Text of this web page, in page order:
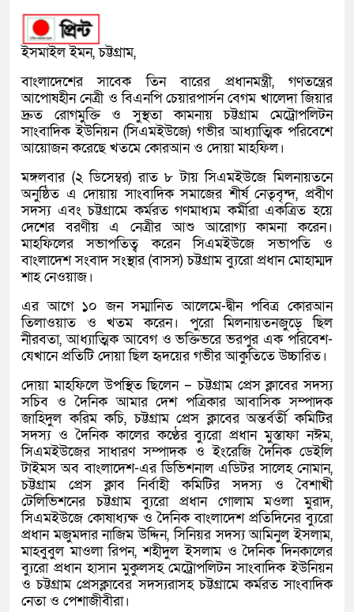
ইসমাইল ইমন, চট্টগ্রাম,
বাংলাদেশের সাবেক তিন বারের প্রধানমন্ত্রী, গণতন্ত্রের
আপোষহীন নেত্রী ও বিএনপি চেয়ারপার্সন বেগম খালেদা জিয়ার
দ্রুত রোগমুক্তি ও সুস্থতা কামনায় চট্টগ্রাম মেট্রোপলিটন
সাংবাদিক ইউনিয়ন (সিএমইউজে) গভীর আধ্যাত্মিক পরিবেশে
আয়োজন করেছে খতমে কোরআন ও দোয়া মাহফিল।
মঙ্গলবার (২ ডিসেম্বর) রাত ৮ টায় সিএমইউজে মিলনায়তনে
অনুষ্ঠিত এ দোয়ায় সাংবাদিক সমাজের শীর্ষ নেতৃবৃন্দ, প্রবীণ
সদস্য এবং চট্টগ্রামে কর্মরত গণমাধ্যম কর্মীরা একত্রিত হয়ে
দেশের বরণীয় এ নেত্রীর আশু আরোগ্য কামনা করেন।
মাহফিলের সভাপতিত্ব করেন সিএমইউজে সভাপতি ও
বাংলাদেশ সংবাদ সংস্থার (বাসস) চট্টগ্রাম ব্যুরো প্রধান মোহাম্মদ
শাহ নেওয়াজ।
এর আগে ১০ জন সম্মানিত আলেমে-দ্বীন পবিত্র কোরআন
তিলাওয়াত ও খতম করেন। পুরো মিলনায়তনজুড়ে ছিল
নীরবতা, আধ্যাত্মিক আবেগ ও ভক্তিভরে ভরপুর এক পরিবেশ-
যেখানে প্রতিটি দোয়া ছিল হৃদয়ের গভীর আকুতিতে উচ্চারিত।
দোয়া মাহফিলে উপস্থিত ছিলেন – চট্টগ্রাম প্রেস ক্লাবের সদস্য
সচিব ও দৈনিক আমার দেশ পত্রিকার আবাসিক সম্পাদক
জাহিদুল করিম কচি, চট্টগ্রাম প্রেস ক্লাবের অন্তর্বর্তী কমিটির
সদস্য ও দৈনিক কালের কণ্ঠের ব্যুরো প্রধান মুস্তাফা নঈম,
সিএমইউজের সাধারণ সম্পাদক ও ইংরেজি দৈনিক ডেইলি
টাইমস অব বাংলাদেশ-এর ডিভিশনাল এডিটর সালেহ নোমান,
চট্টগ্রাম প্রেস ক্লাব নির্বাহী কমিটির সদস্য ও বৈশাখী
টেলিভিশনের চট্টগ্রাম ব্যুরো প্রধান গোলাম মওলা মুরাদ,
সিএমইউজে কোষাধ্যক্ষ ও দৈনিক বাংলাদেশ প্রতিদিনের ব্যুরো
প্রধান মজুমদার নাজিম উদ্দিন, সিনিয়র সদস্য আমিনুল ইসলাম,
মাহবুবুল মাওলা রিপন, শহীদুল ইসলাম ও দৈনিক দিনকালের
ব্যুরো প্রধান হাসান মুকুলসহ মেট্রোপলিটন সাংবাদিক ইউনিয়ন
ও চট্টগ্রাম প্রেসক্লাবের সদস্যরাসহ চট্টগ্রামে কর্মরত সাংবাদিক
নেতা ও পেশাজীবীরা।